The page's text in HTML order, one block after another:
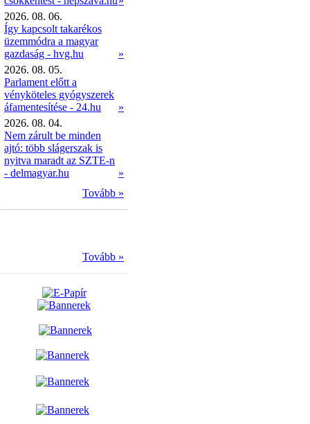
2026. 08. 06.
Így kapcsolt takarékos
üzemmódra a magyar
gazdaság - hvg.hu
»
2026. 08. 05.
Parlament előtt a
vényköteles gyógyszerek
áfamentesítése - 24.hu
»
2026. 08. 04.
Nem zárult be minden
ajtó: több slágerszak is
nyitva maradt az SZTE-n
- delmagyar.hu
»
Tovább »
Tovább »